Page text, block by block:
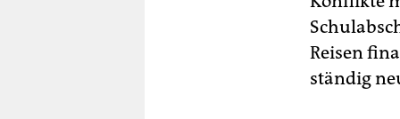
Reisen
ständig